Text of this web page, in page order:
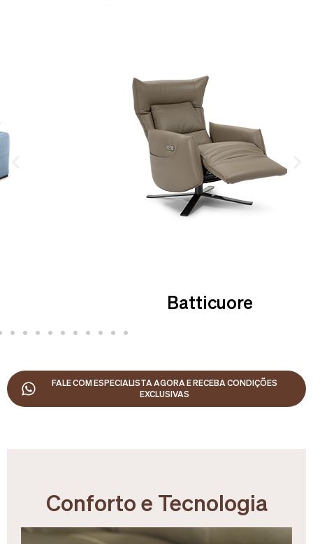
Batticuore
FALE COM ESPECIALISTA AGORA E RECEBA CONDIÇÕES
EXCLUSIVAS
Conforto e Tecnologia